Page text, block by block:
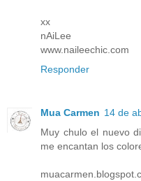
xx
nAiLee
www.naileechic.com
Responder
Mua Carmen 14 de
Muy chulo el nuevo
me encantan los